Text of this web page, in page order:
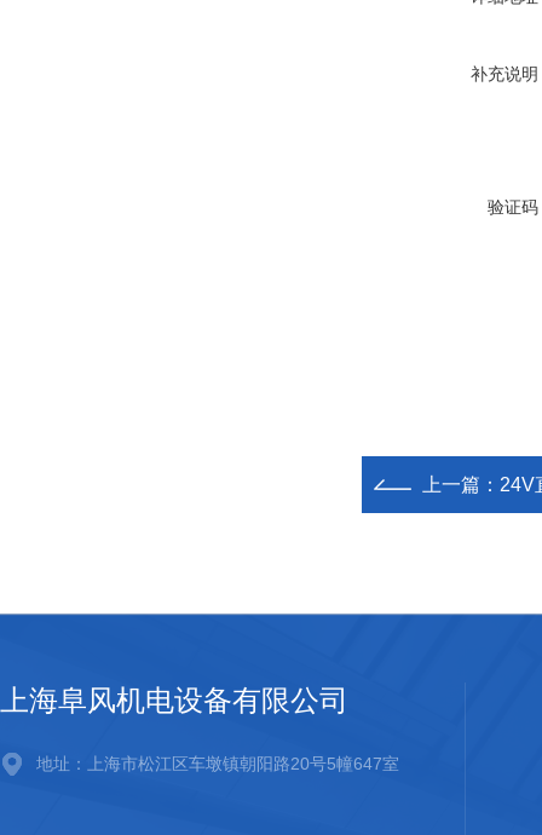
补充说明
验证码
上一篇： 24V
上海阜风机电设备有限公司
地址：上海市松江区车墩镇朝阳路20号5幢647室